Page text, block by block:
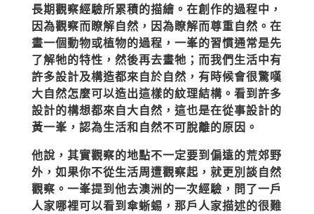
長期觀察經驗所累積的描繪。在創作的過程中，
因為觀察而瞭解自然，因為瞭解而尊重自然。在
畫一個動物或植物的過程，一峯的習慣通常是先
了解牠的特性，然後再去畫牠；而我們生活中有
許多設計及構造都來自於自然，有時候會很驚嘆
大自然怎麼可以造出這樣的紋理結構。看到許多
設計的構想都來自大自然，這也是在從事設計的
黃一峯，認為生活和自然不可脫離的原因。
他說，其實觀察的地點不一定要到偏遠的荒郊野
外，如果你不從生活周遭觀察起，就更別談自然
觀察。一峯提到他去澳洲的一次經驗，問了一戶
人家哪裡可以看到傘蜥蜴，那戶人家描述的很難